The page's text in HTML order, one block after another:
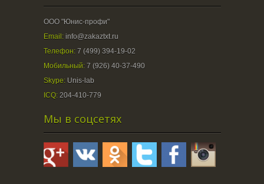
ООО "Юнис-профи"
Email: info@zakaztxt.ru
Телефон:7 (499) 394-19-02
Мобильный:7 (926) 40-37-490
Skype: Unis-lab
ICQ:204-410-779
Мы в соцсетях